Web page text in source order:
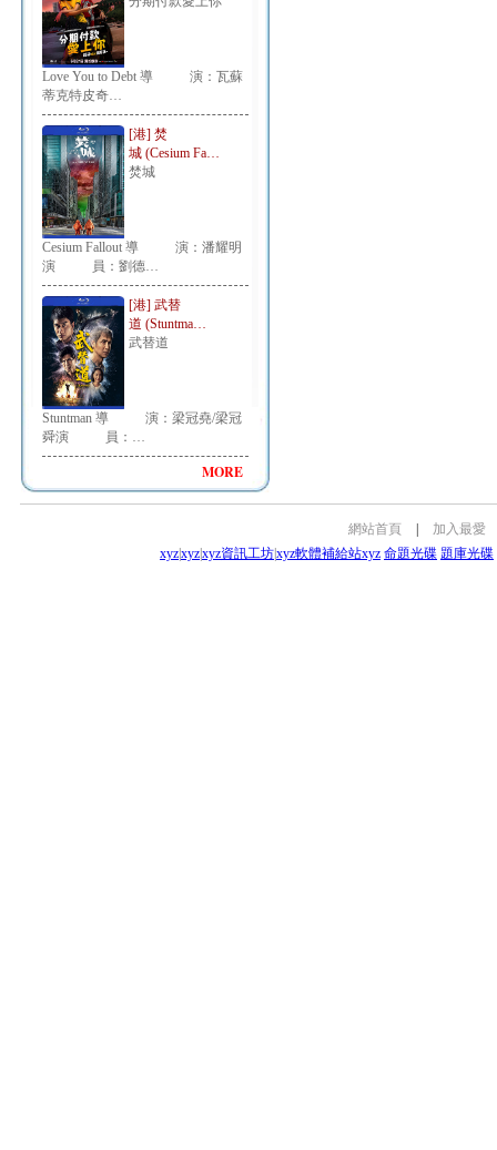
Love You to Debt 導 演：瓦蘇
蒂克特皮奇…
[港] 焚
城 (Cesium Fa…
焚城
Cesium Fallout 導 演：潘耀明
演 員：劉德…
[港] 武替
道 (Stuntma…
武替道
Stuntman 導 演：梁冠堯/梁冠
舜演 員：…
MORE
網站首頁
加入最愛
xyzxyzxyz資訊工坊xyz軟體補給站xyz 命題光碟 題庫光碟